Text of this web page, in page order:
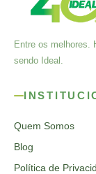
Entre os melhores.
sendo Ideal.
Quem Somos
Blog
Política de